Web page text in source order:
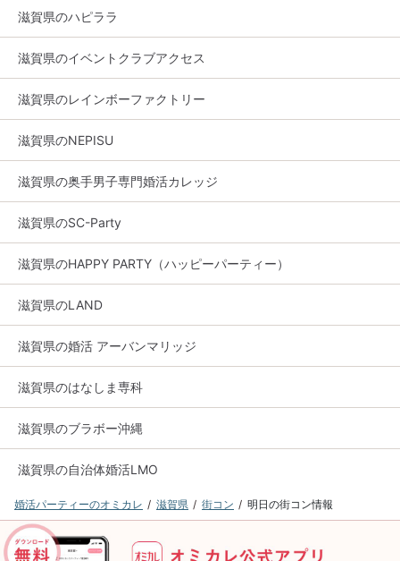
滋賀県のハピララ
滋賀県のイベントクラブアクセス
滋賀県のレインボーファクトリー
滋賀県のNEPISU
滋賀県の奥手男子専門婚活カレッジ
滋賀県のSC-Party
滋賀県のHAPPY PARTY（ハッピーパーティー）
滋賀県のLAND
滋賀県の婚活 アーバンマリッジ
滋賀県のはなしま専科
滋賀県のブラボー沖縄
滋賀県の自治体婚活LMO
婚活パーティーのオミカレ 滋賀県 街コン 明日の街コン情報